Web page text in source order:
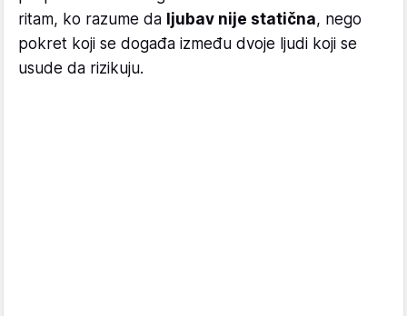
ritam, ko razume da ljubav nije statična, nego
pokret koji se događa između dvoje ljudi koji se
usude da rizikuju.